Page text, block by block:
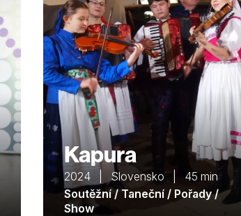
Kapura
2024 | Slovensko | 45 min
Soutěžní / Taneční / Pořady /
Show